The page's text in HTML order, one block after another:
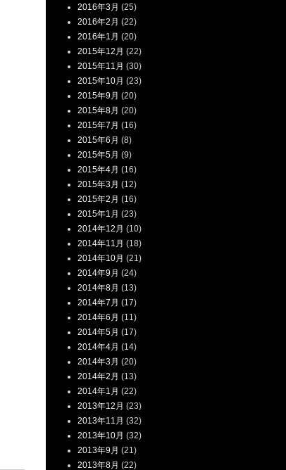
2016年3月 (25)
2016年2月 (22)
2016年1月 (20)
2015年12月 (22)
2015年11月 (30)
2015年10月 (23)
2015年9月 (20)
2015年8月 (20)
2015年7月 (16)
2015年6月 (8)
2015年5月 (9)
2015年4月 (16)
2015年3月 (12)
2015年2月 (16)
2015年1月 (23)
2014年12月 (10)
2014年11月 (18)
2014年10月 (21)
2014年9月 (24)
2014年8月 (13)
2014年7月 (17)
2014年6月 (11)
2014年5月 (17)
2014年4月 (14)
2014年3月 (20)
2014年2月 (13)
2014年1月 (22)
2013年12月 (23)
2013年11月 (32)
2013年10月 (32)
2013年9月 (21)
2013年8月 (22)